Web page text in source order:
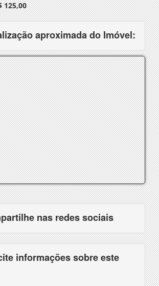
125,00
aproximada do Imóvel:
nas redes sociais
informações sobre este